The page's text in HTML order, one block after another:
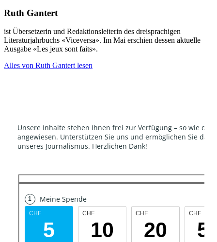
Ruth Gantert
ist Übersetzerin und Redaktionsleiterin des dreisprachigen
Literaturjahrbuchs «Viceversa». Im Mai erschien dessen aktuelle
Ausgabe «Les jeux sont faits».
Alles von Ruth Gantert lesen